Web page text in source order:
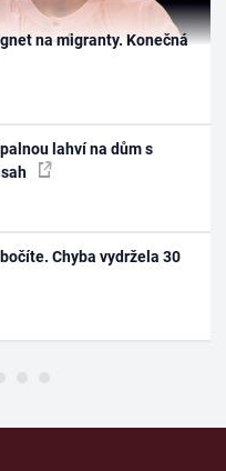
na migranty. Konečná
lahví na dům s
Chyba vydržela 30